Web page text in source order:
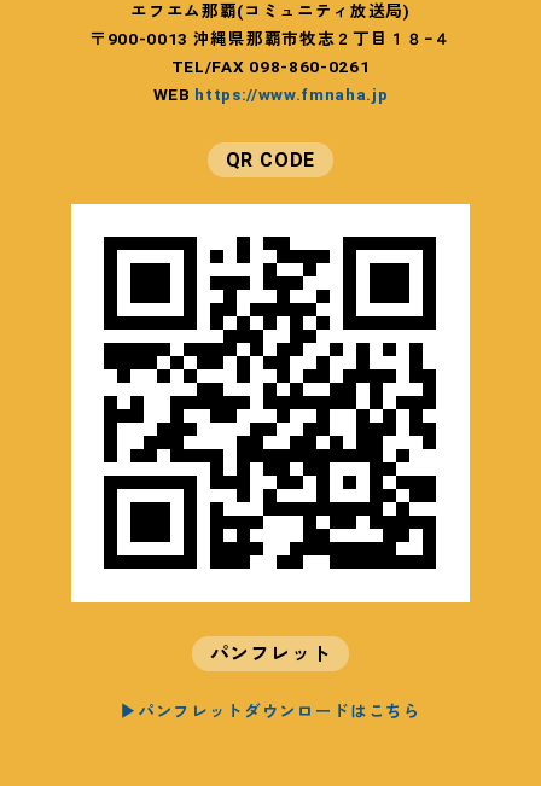
エフエム那覇(コミュニティ放送局)
〒900-0013 沖縄県那覇市牧志２丁目１８−４
TEL/FAX 098-860-0261
WEB https://www.fmnaha.jp
QR CODE
パンフレット
▶パンフレットダウンロードはこちら